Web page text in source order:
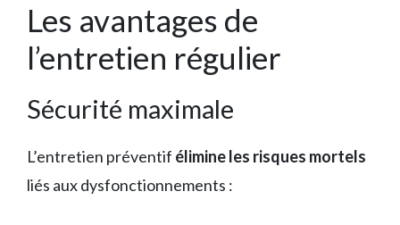
Les avantages de
l’entretien régulier
Sécurité maximale
L’entretien préventif élimine les risques mortels
liés aux dysfonctionnements :